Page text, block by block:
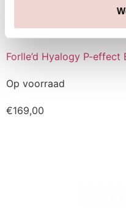
Forlle’d Hyalogy P-effect
Op voorraad
€169,00